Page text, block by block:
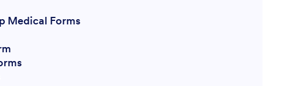
Medical Forms